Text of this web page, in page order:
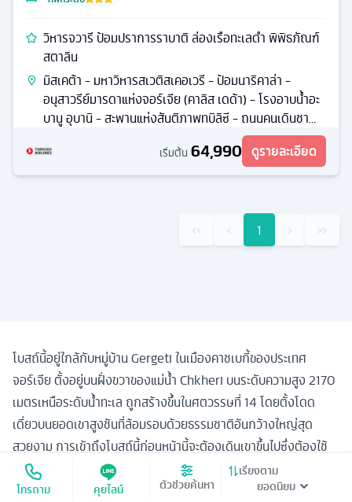
โทรถาม คุยไลน์ ตัวช่วยค้นหา
เรียงตาม
วิหารจวารี ป้อมปราการราบาติ ล่องเรือทะเลดำ พิพิธภัณฑ์
สตาลิน
มิสเคต้า - มหาวิหารสเวติสเคอเวรี - ป้อมนาริคาล่า -
อนุสาวรีย์มารดาแห่งจอร์เจีย (คาลิส เดด้า) - โรงอาบน้ำอะ
บานู อุบานิ - สะพานแห่งสันติภาพทบิลิซี - ถนนคนเดินชา
เริ่มต้น 64,990 ดูรายละเอียด
‹‹ ‹ 1 › ››
โบสถ์นี้อยู่ใกล้กับหมู่บ้าน Gergeti ในเมืองคาชเบกี้ของประเทศ
จอร์เจีย ตั้งอยู่บนฝั่งขวาของแม่น้ำ Chkheri บนระดับความสูง 2170
เมตรเหนือระดับน้ำทะเล ถูกสร้างขึ้นในศตวรรษที่ 14 โดยตั้งโดด
เดี่ยวบนยอดเขาสูงชันที่ล้อมรอบด้วยธรรมชาติอันกว้างใหญ่สุด
สวยงาม การเข้าถึงโบสถ์นี้ก่อนหน้านี้จะต้องเดินเขาขึ้นไปซึ่งต้องใช้
เวลาประมาณ 2 ชั่วโมง กระทั่งในธันวาคม 2018 มีการทำถนน
ลาดยางขึ้นไป ให้พาหนะอย่างรถยนต์สามารถเข้าถึงได้ในเวลาไม่กี่